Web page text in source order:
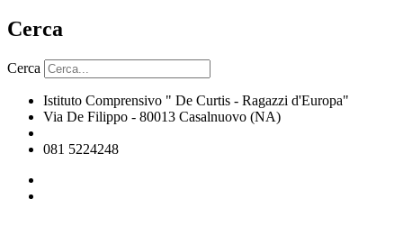
Cerca
Cerca
Istituto Comprensivo " De Curtis - Ragazzi d'Europa"
Via De Filippo - 80013 Casalnuovo (NA)
081 5224248